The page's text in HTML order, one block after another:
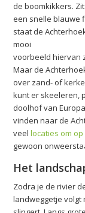
de boomkikkers.
een snelle blauwe
staat de
mooi
voorbeeld hiervan
Maar de
over zand- of
kunt er skeeleren,
doolhof van
vinden naar de
veellocaties om
gewoon
Het
Zodra je de rivier
landweggetje volgt